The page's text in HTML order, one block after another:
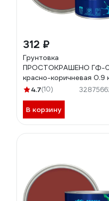
312 ₽
Грунтовка
ПРОСТОКРАШЕНО ГФ-
красно-коричневая 0.9
81342
4.7(10)
В корзину